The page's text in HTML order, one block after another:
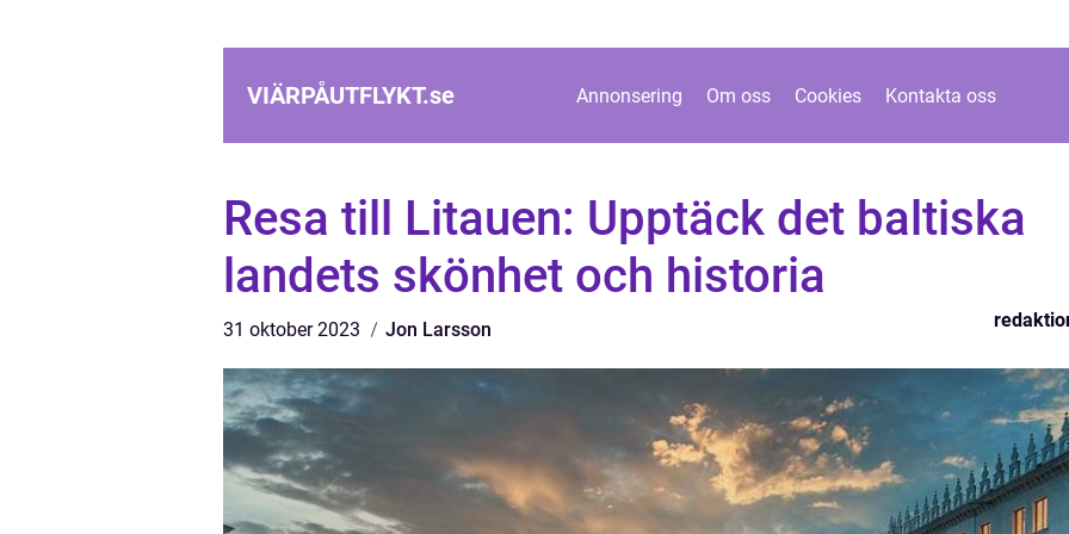
VIÄRPÅUTFLYKT.se Annonsering Om oss Cookies Kontakta oss
Resa till Litauen: Upptäck det baltiska
landets skönhet och historia
31 oktober 2023 Jon Larsson